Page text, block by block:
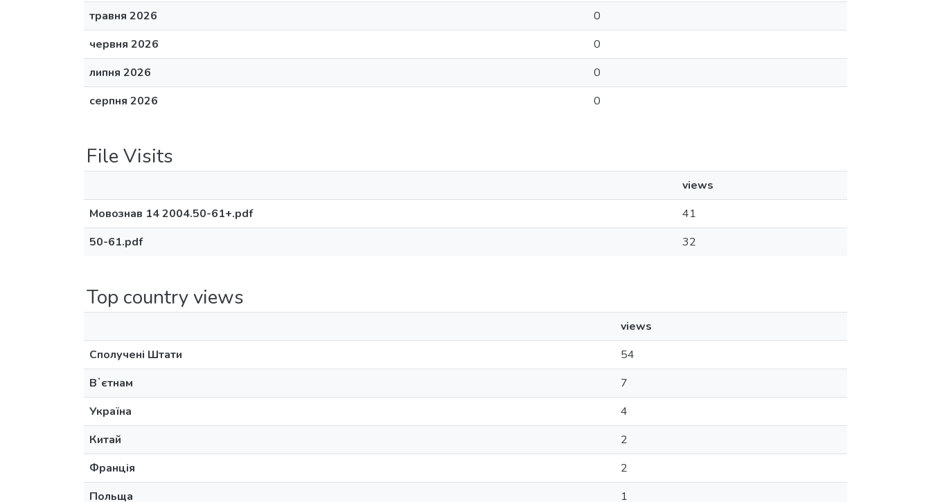
травня 2026
0
червня 2026
0
липня 2026
0
серпня 2026
0
File Visits
views
Мовознав 14 2004.50-61+.pdf
41
50-61.pdf
32
Top country views
views
Сполучені Штати
54
Вʼєтнам
7
Україна
4
Китай
2
Франція
2
Польща
1